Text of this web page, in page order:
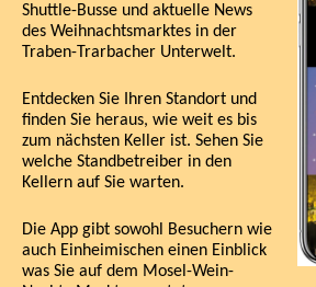
Shuttle-Busse und aktuelle News
des Weihnachtsmarktes in der
Traben-Trarbacher Unterwelt.
Entdecken Sie Ihren Standort und
finden Sie heraus, wie weit es bis
zum nächsten Keller ist. Sehen Sie
welche Standbetreiber in den
Kellern auf Sie warten.
Die App gibt sowohl Besuchern wie
auch Einheimischen einen Einblick
was Sie auf dem Mosel-Wein-